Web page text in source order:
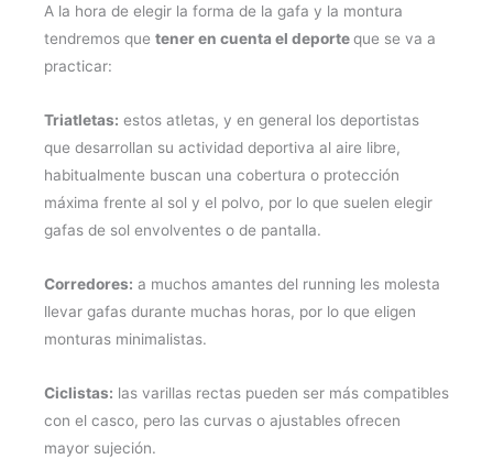
A la hora de elegir la forma de la gafa y la montura
tendremos que tener en cuenta el deporteque se va a
practicar:
Triatletas: estos atletas, y en general los deportistas
que desarrollan su actividad deportiva al aire libre,
habitualmente buscan una cobertura o protección
máxima frente al sol y el polvo, por lo que suelen elegir
gafas de sol envolventes o de pantalla.
Corredores: a muchos amantes del running les molesta
llevar gafas durante muchas horas, por lo que eligen
monturas minimalistas.
Ciclistas: las varillas rectas pueden ser más compatibles
con el casco, pero las curvas o ajustables ofrecen
mayor sujeción.